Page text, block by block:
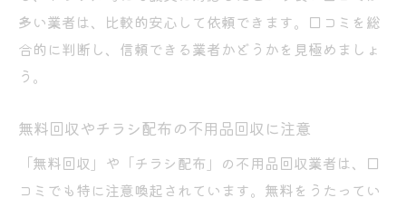
多い業者は、比較的安心して依頼できます。口コミを総
合的に判断し、信頼できる業者かどうかを見極めましょ
う。
無料回収やチラシ配布の不用品回収に注意
「無料回収」や「チラシ配布」の不用品回収業者は、口
コミでも特に注意喚起されています。無料をうたってい